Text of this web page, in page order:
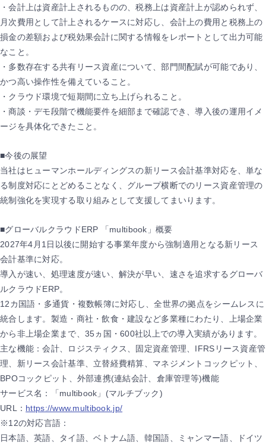
・会計上は資産計上されるものの、税務上は資産計上が認められず、
月次費用として計上されるケースに対応し、会計上の費用と税務上の
損金の差額および税効果会計に関する情報をレポートとして出力可能
なこと。
・多数存在する共有リース資産について、部門間配賦が可能であり、
かつ高い操作性を備えていること。
・クラウド環境で短期間に立ち上げられること。
・商談・デモ段階で機能要件を細部まで確認でき、導入後の運用イメ
ージを具体化できたこと。
■今後の展望
当社はヒューマンホールディングスの新リース会計基準対応を、単な
る制度対応にとどめることなく、グループ横断でのリース資産管理の
統制強化を実現する取り組みとして支援してまいります。
■グローバルクラウドERP 「multibook」概要
2027年4月1日以後に開始する事業年度から強制適用となる新リース
会計基準に対応。
導入が速い、処理速度が速い、解決が早い、速さを追求するグローバ
ルクラウドERP。
12カ国語・多通貨・複数帳簿に対応し、全世界の拠点をシームレスに
統合します。製造・商社・飲食・建設など多業種にわたり、上場企業
から非上場企業まで、35ヵ国・600社以上での導入実績があります。
主な機能：会計、ロジスティクス、固定資産管理、IFRSリース資産管
理、新リース会計基準、立替経費精算、マネジメントコックピット、
BPOコックピット、外部連携(連結会計、倉庫管理等)機能
サービス名：「multibook」(マルチブック)
URL： https://www.multibook.jp/
※12の対応言語：
日本語、英語、タイ語、ベトナム語、韓国語、ミャンマー語、ドイツ